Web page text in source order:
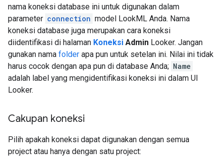
nama koneksi database ini untuk digunakan dalam
parameter connection model LookML Anda. Nama
koneksi database juga merupakan cara koneksi
diidentifikasi di halaman Koneksi Admin Looker. Jangan
gunakan nama folder apa pun untuk setelan ini. Nilai ini tidak
harus cocok dengan apa pun di database Anda; Name
adalah label yang mengidentifikasi koneksi ini dalam UI
Looker.
Cakupan koneksi
Pilih apakah koneksi dapat digunakan dengan semua
project atau hanya dengan satu project: